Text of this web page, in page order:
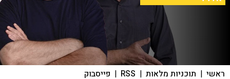
ראשי | תוכניות מלאות |
RSS
| פייסבוק